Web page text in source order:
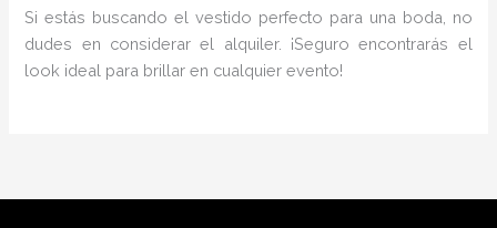
Si estás buscando el vestido perfecto para una boda, no
dudes en considerar el alquiler. ¡Seguro encontrarás el
look ideal para brillar en cualquier evento!